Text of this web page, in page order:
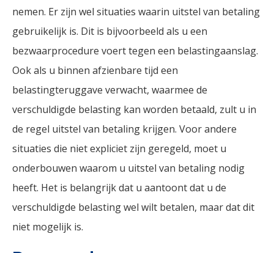
nemen. Er zijn wel situaties waarin uitstel van betaling
gebruikelijk is. Dit is bijvoorbeeld als u een
bezwaarprocedure voert tegen een belastingaanslag.
Ook als u binnen afzienbare tijd een
belastingteruggave verwacht, waarmee de
verschuldigde belasting kan worden betaald, zult u in
de regel uitstel van betaling krijgen. Voor andere
situaties die niet expliciet zijn geregeld, moet u
onderbouwen waarom u uitstel van betaling nodig
heeft. Het is belangrijk dat u aantoont dat u de
verschuldigde belasting wel wilt betalen, maar dat dit
niet mogelijk is.